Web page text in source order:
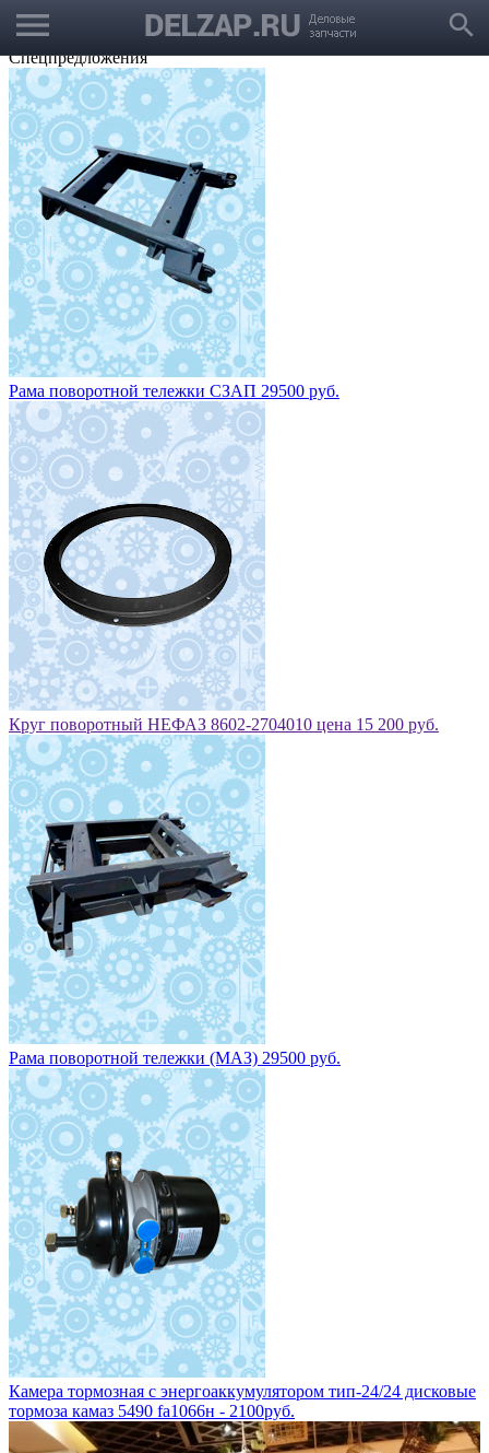
menu search
Выбрать город
Корзина
Заказать звонок
Спецпредложения
Рама поворотной тележки СЗАП 29500 руб.
Круг поворотный НЕФАЗ 8602-2704010 цена 15 200 руб.
Рама поворотной тележки (МАЗ) 29500 руб.
Камера тормозная с энергоаккумулятором тип-24/24 дисковые
тормоза камаз 5490 fa1066н - 2100руб.